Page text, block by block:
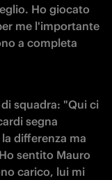
Ho giocato
me l'importante
a completa
squadra: "Qui ci
segna
differenza ma
sentito Mauro
carico, lui mi